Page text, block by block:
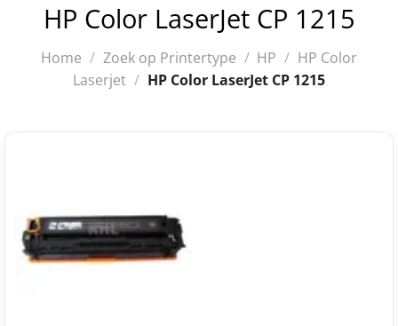
HP Color LaserJet CP 1215
Home / Zoek op Printertype / HP / HP Color
Laserjet / HP Color LaserJet CP 1215